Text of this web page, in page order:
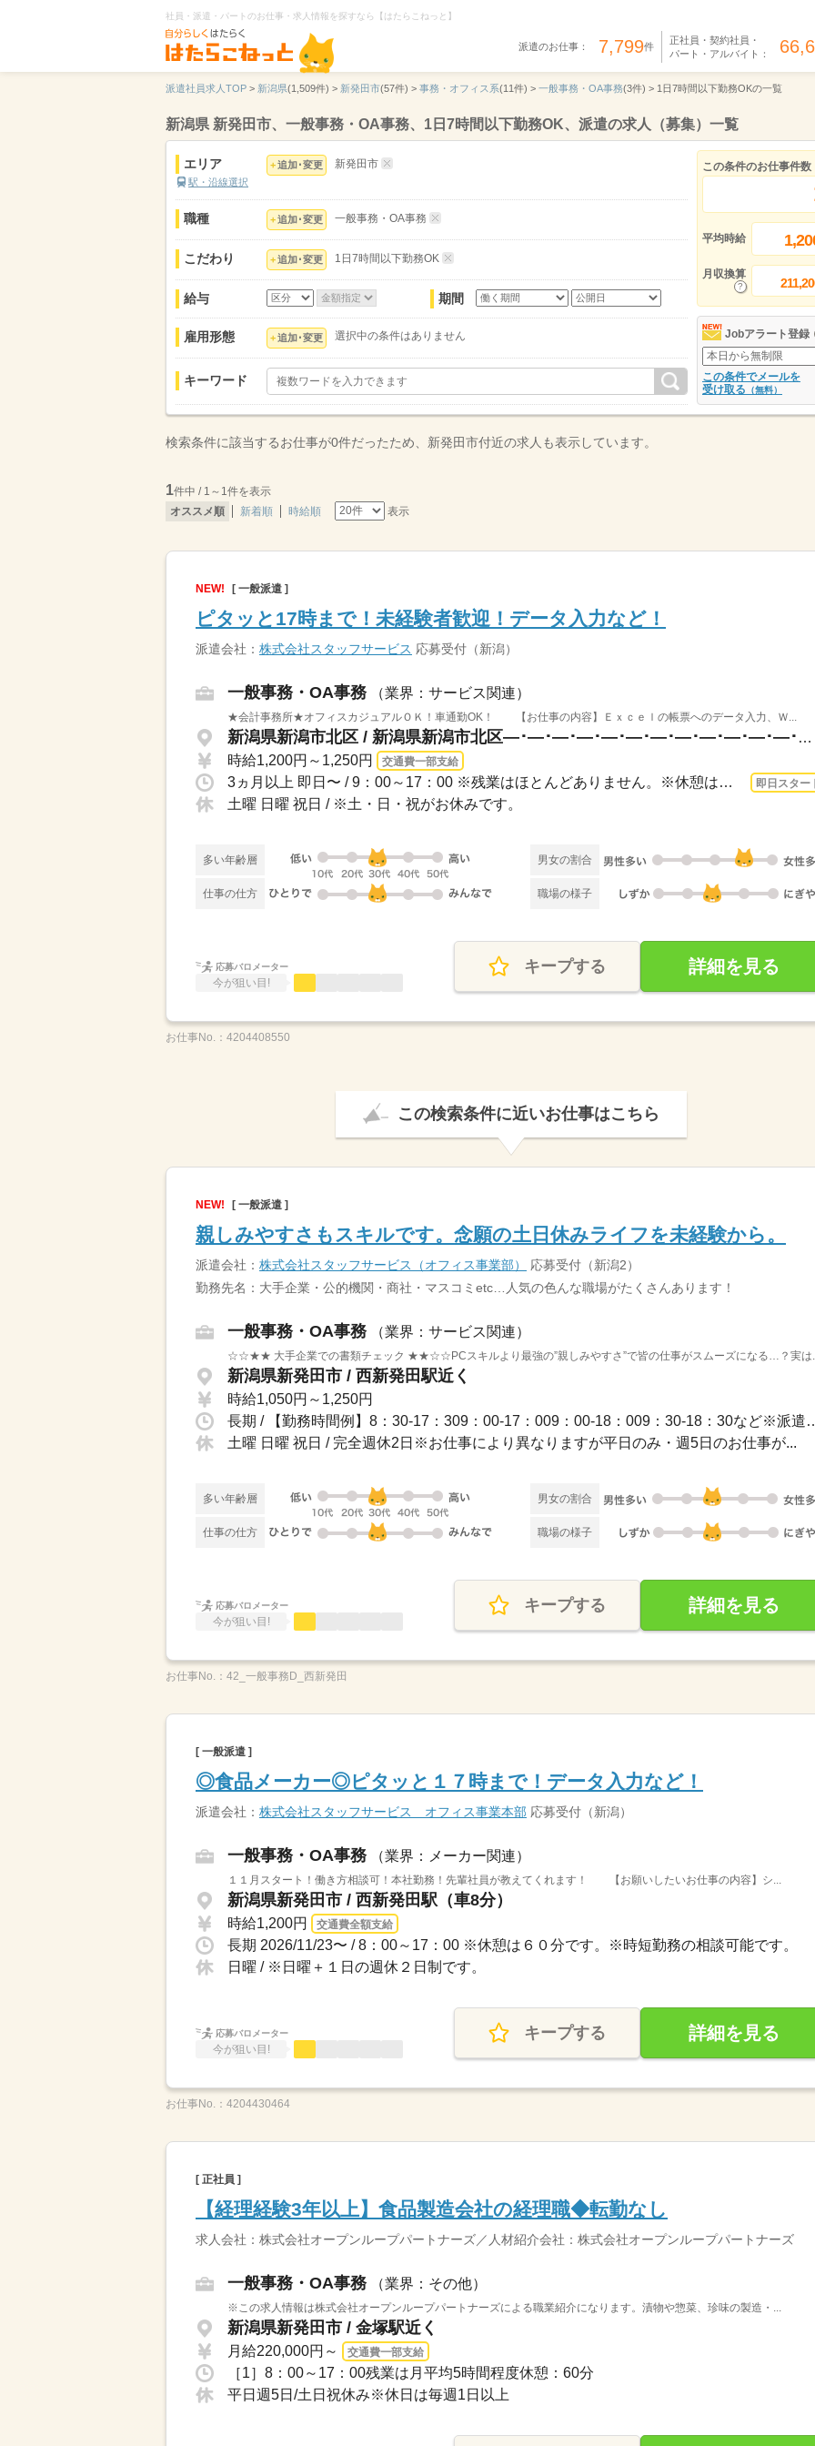
社員・派遣・パートのお仕事・求人情報を探すなら【はたらこねっと】
派遣のお仕事： 7,799件
正社員・契約社員・
パート・アルバイト：
派遣社員求人TOP > 新潟県(1,509件) > 新発田市(57件) > 事務・オフィス系(11件) > 一般事務・OA事務(3件) > 1日7時間以下勤務OKの一覧
新潟県 新発田市、一般事務・OA事務、1日7時間以下勤務OK、派遣の求人（募集）一覧
エリア
駅・沿線選択
追加･変更 新発田市
職種 追加･変更 一般事務・OA事務
こだわり 追加･変更 1日7時間以下勤務OK
給与 期間
雇用形態 追加･変更 選択中の条件はありません
キーワード
この条件のお仕事件数
平均時給
月収換算
Jobアラート登録
この条件でメールを
受け取る （無料）
検索条件に該当するお仕事が0件だったため、新発田市付近の求人も表示しています。
1件中 / 1～1件を表示
オススメ順
新着順 時給順 表示
NEW! [ 一般派遣 ]
ピタッと17時まで！未経験者歓迎！データ入力など！
派遣会社： 株式会社スタッフサービス 応募受付（新潟）
一般事務・OA事務 （業界：サービス関連）
★会計事務所★オフィスカジュアルＯＫ！車通勤OK！ 【お仕事の内容】Ｅｘｃｅｌの帳票へのデータ入力、Ｗ...
新潟県新潟市北区 / 新潟県新潟市北区―･―･―･―･―･―･―･―･―･―･―･―･―･―データ入力などの人...
時給1,200円～1,250円
交通費一部支給
3ヵ月以上 即日〜 / 9：00～17：00 ※残業はほとんどありません。※休憩は６０分です。 即日スター
土曜 日曜 祝日 / ※土・日・祝がお休みです。
多い年齢層 男女の割合
仕事の仕方 職場の様子
応募バロメーター
今が狙い目!
キープする 詳細を見る
お仕事No.： 4204408550
この検索条件に近いお仕事はこちら
NEW! [ 一般派遣 ]
親しみやすさもスキルです。念願の土日休みライフを未経験から。
派遣会社： 株式会社スタッフサービス（オフィス事業部）
応募受付（新潟2）
勤務先名：大手企業・公的機関・商社・マスコミetc…人気の色んな職場がたくさんあります！
一般事務・OA事務 （業界：サービス関連）
☆☆★★ 大手企業での書類チェック ★★☆☆PCスキルより最強の”親しみやすさ”で皆の仕事がスムーズになる…？実は
新潟県新発田市 / 西新発田駅近く
時給1,050円～1,250円
長期 / 【勤務時間例】8：30-17：309：
土曜 日曜 祝日 / 完全週休2日※お仕事により異なりますが平日のみ・週5日のお仕事が...
多い年齢層 男女の割合
仕事の仕方 職場の様子
応募バロメーター
今が狙い目!
キープする 詳細を見る
お仕事No.： 42_一般事務D_西新発田
[ 一般派遣 ]
◎食品メーカー◎ピタッと１７時まで！データ入力など！
派遣会社： 株式会社スタッフサービス オフィス事業本部 応募受付（新潟）
一般事務・OA事務 （業界：メーカー関連）
１１月スタート！働き方相談可！本社勤務！先輩社員が教えてくれます！ 【お願いしたいお仕事の内容】シ...
新潟県新発田市 / 西新発田駅（車8分）
時給1,200円 交通費全額支給
長期 2026/11/23〜 / 8：00～17：00 ※休憩は６０分です。※時短勤務の相談可能です。
日曜 / ※日曜＋１日の週休２日制です。
応募バロメーター
今が狙い目!
キープする 詳細を見る
お仕事No.： 4204430464
[ 正社員 ]
【経理経験3年以上】食品製造会社の経理職◆転勤なし
求人会社：株式会社オープンループパートナーズ／人材紹介会社：株式会社オープンループパートナーズ
一般事務・OA事務 （業界：その他）
※この求人情報は株式会社オープンループパートナーズによる職業紹介になります。漬物や惣菜、珍味の製造・...
新潟県新発田市 / 金塚駅近く
月給220,000円～ 交通費一部支給
［1］8：00～17：00残業は月平均5時間程度休憩：60分
平日週5日/土日祝休み※休日は毎週1日以上